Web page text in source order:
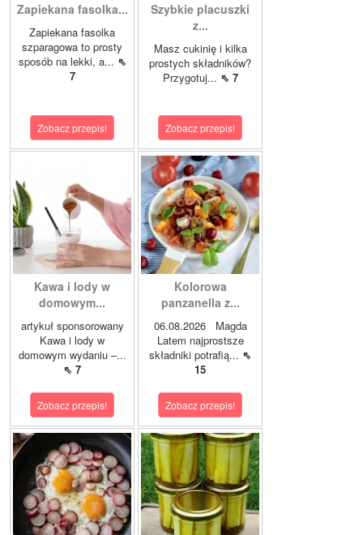
Zapiekana fasolka...
Zapiekana fasolka
szparagowa to prosty
sposób na lekki, a... ⇖
7
Zobacz przepis!
Szybkie placuszki
z...
Masz cukinię i kilka
prostych składników?
Przygotuj... ⇖ 7
Zobacz przepis!
Kawa i lody w
domowym...
artykuł sponsorowany
Kawa i lody w
domowym wydaniu –...
⇖ 7
Zobacz przepis!
Kolorowa
panzanella z...
06.08.2026 Magda
Latem najprostsze
składniki potrafią... ⇖
15
Zobacz przepis!